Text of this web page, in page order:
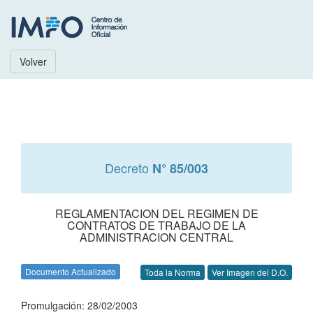
Volver
Decreto N° 85/003
REGLAMENTACION DEL REGIMEN DE
CONTRATOS DE TRABAJO DE LA
ADMINISTRACION CENTRAL
Documento Actualizado Toda la Norma Ver Imagen del D.O.
Promulgación: 28/02/2003